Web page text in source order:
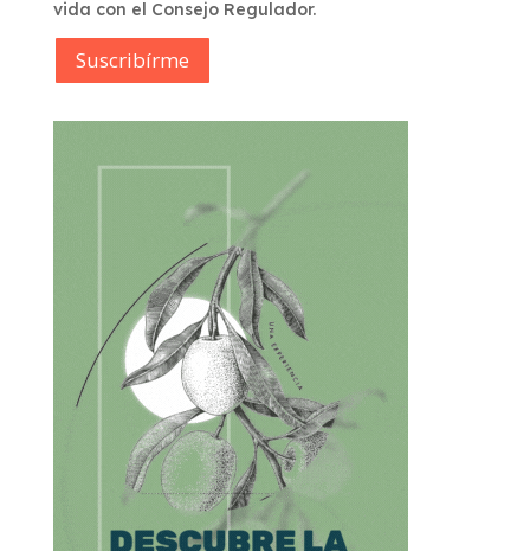
vida con el Consejo Regulador.
Suscribírme